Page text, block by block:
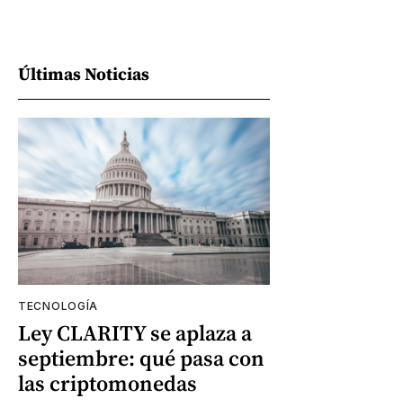
Últimas Noticias
TECNOLOGÍA
Ley CLARITY se aplaza a
septiembre: qué pasa con
las criptomonedas